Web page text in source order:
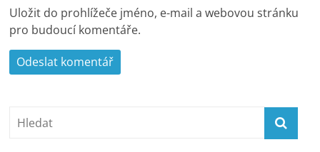
Uložit do prohlížeče jméno, e-mail a webovou stránku
pro budoucí komentáře.